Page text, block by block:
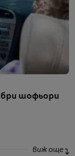
шофьори
виж още